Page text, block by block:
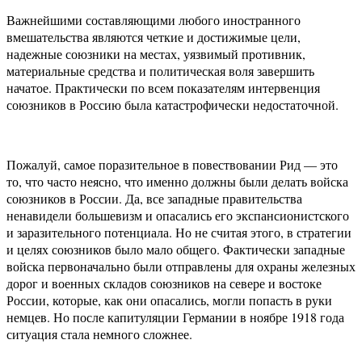
Важнейшими составляющими любого иностранного
вмешательства являются четкие и достижимые цели,
надежные союзники на местах, уязвимый противник,
материальные средства и политическая воля завершить
начатое. Практически по всем показателям интервенция
союзников в Россию была катастрофически недостаточной.
Пожалуй, самое поразительное в повествовании Рид — это
то, что часто неясно, что именно должны были делать войска
союзников в России. Да, все западные правительства
ненавидели большевизм и опасались его экспансионистского
и заразительного потенциала. Но не считая этого, в стратегии
и целях союзников было мало общего. Фактически западные
войска первоначально были отправлены для охраны железных
дорог и военных складов союзников на севере и востоке
России, которые, как они опасались, могли попасть в руки
немцев. Но после капитуляции Германии в ноябре 1918 года
ситуация стала немного сложнее.